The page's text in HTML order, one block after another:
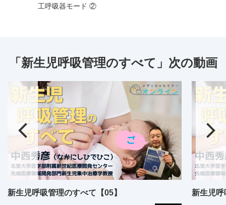
工呼吸器モード ②
「新生児呼吸管理のすべて」次の動画
新生児呼吸管理のすべて【05】 新生児